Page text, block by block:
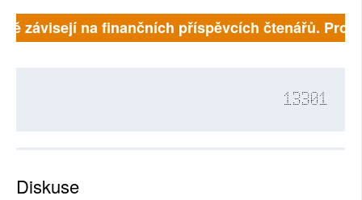
závisejí na finančních příspěvcích čtenářů.
13301
Diskuse